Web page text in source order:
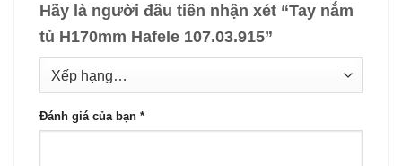
Hãy là người đầu tiên nhận xét “Tay nắm
tủ H170mm Hafele 107.03.915”
Đánh giá của bạn *